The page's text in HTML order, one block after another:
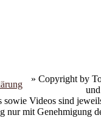
» Copyright by
sowie Videos sind